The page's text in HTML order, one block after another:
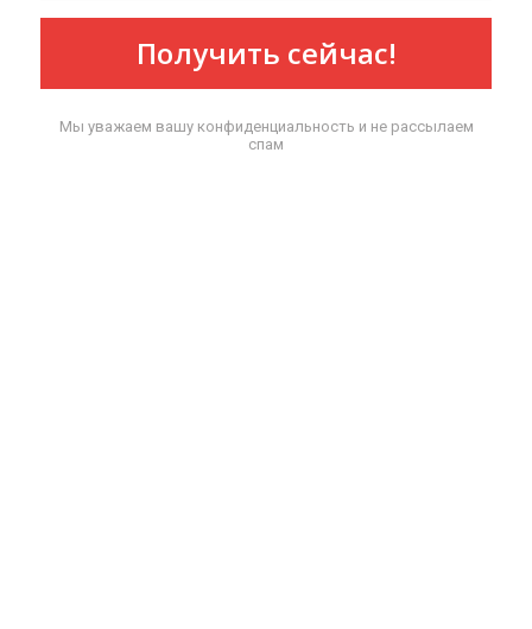
Получить сейчас!
Мы уважаем вашу конфиденциальность и не рассылаем
спам